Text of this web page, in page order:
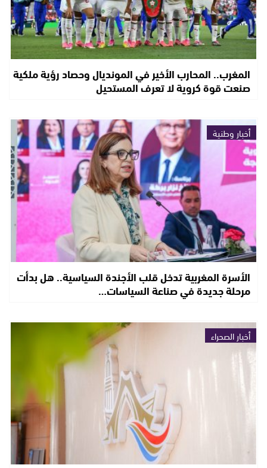
المغرب.. المحارب الأخير في المونديال وحصاد رؤية ملكية
صنعت قوة كروية لا تعرف المستحيل
أخبار وطنية
الأسرة المغربية تدخل قلب الأجندة السياسية.. هل بدأت
مرحلة جديدة في صناعة السياسات…
أخبار الصحراء